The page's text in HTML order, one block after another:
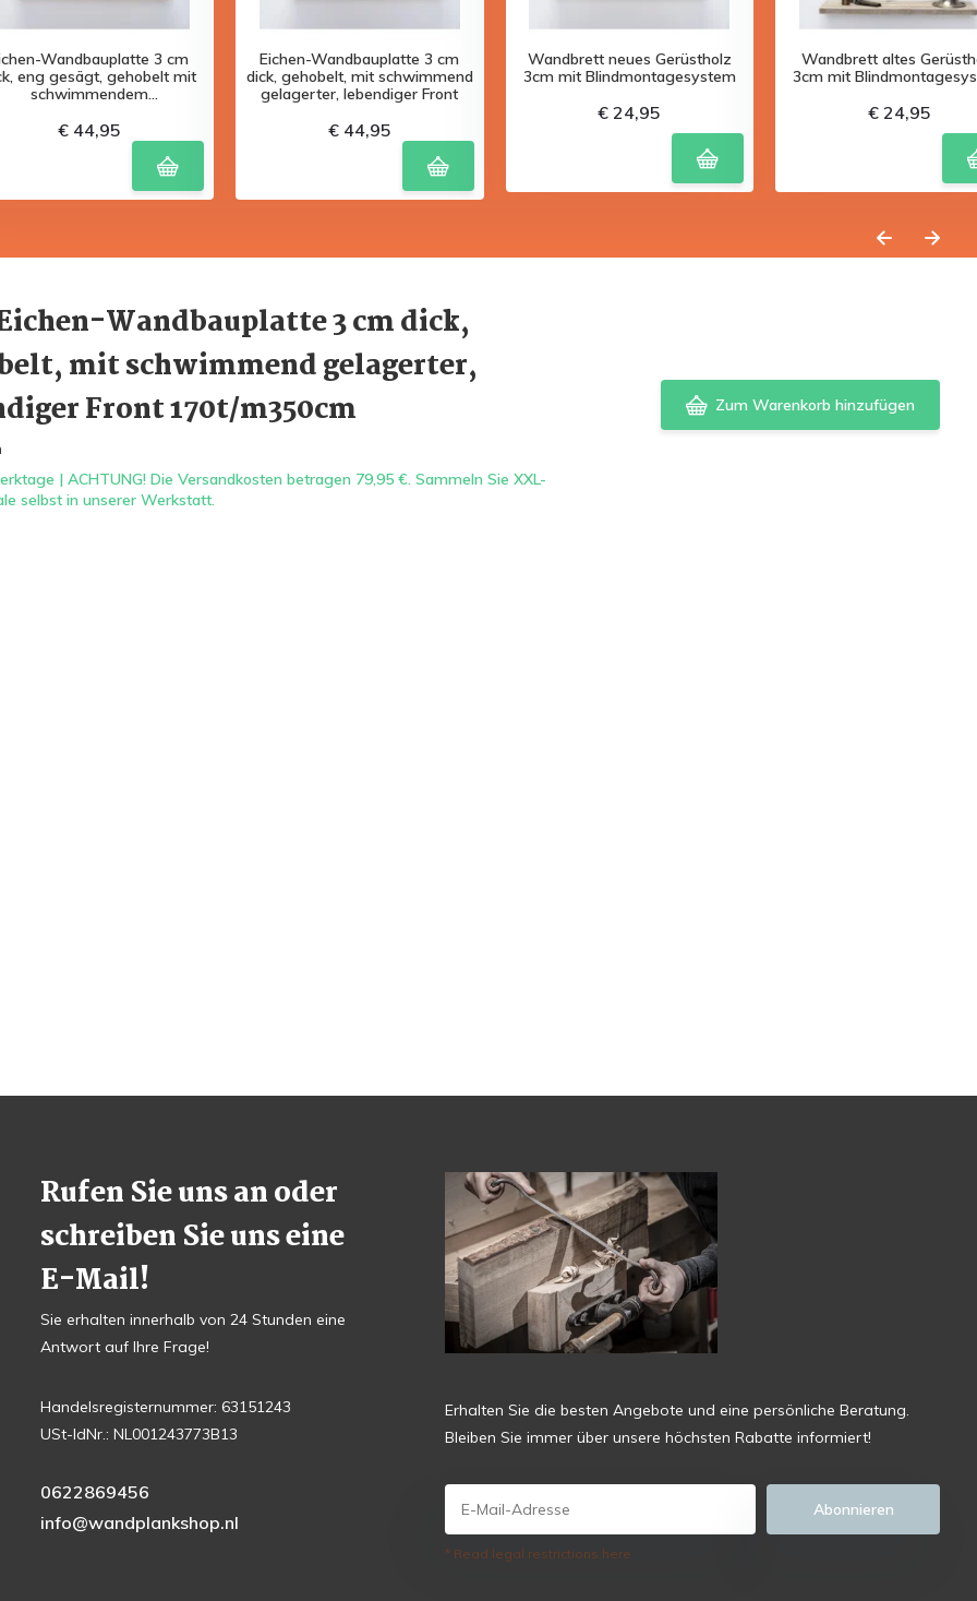
Wandbauplatte 3 cm
eng gesägt, gehobelt mit
schwimmendem
€ 44,95
Eichen-Wandbauplatte 3 cm
dick, gehobelt, mit schwimmend
gelagerter, lebendiger Front
€ 44,95
Wandbrett neues Gerüstholz
3cm mit Blindmontagesystem
€ 24,95
Wandbrett altes
3cm mit
€ 24,95
Wandbauplatte 3 cm dick,
mit schwimmend gelagerter,
Front 170t/m350cm
| ACHTUNG! Die Versandkosten betragen 79,95 €. Sammeln Sie XXL-
selbst in unserer Werkstatt.
Zum Warenkorb hinzufügen
Rufen Sie uns an oder
schreiben Sie uns eine
E-Mail!
Sie erhalten innerhalb von 24 Stunden eine
Antwort auf Ihre Frage!
Handelsregisternummer: 63151243
USt-IdNr.: NL001243773B13
0622869456
info@wandplankshop.nl
Erhalten Sie die besten Angebote und eine persönliche Beratung.
Bleiben Sie immer über unsere höchsten Rabatte informiert!
Abonnieren
* Read legal restrictions here